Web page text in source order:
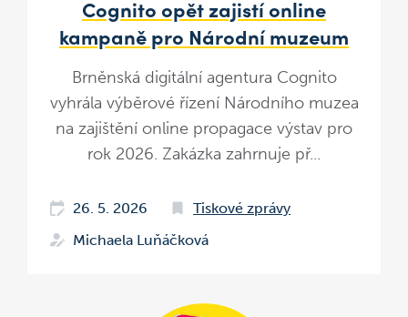
Cognito opět zajistí online
kampaně pro Národní muzeum
Brněnská digitální agentura Cognito
vyhrála výběrové řízení Národního muzea
na zajištění online propagace výstav pro
rok 2026. Zakázka zahrnuje př...
26. 5. 2026
Tiskové zprávy
Michaela Luňáčková